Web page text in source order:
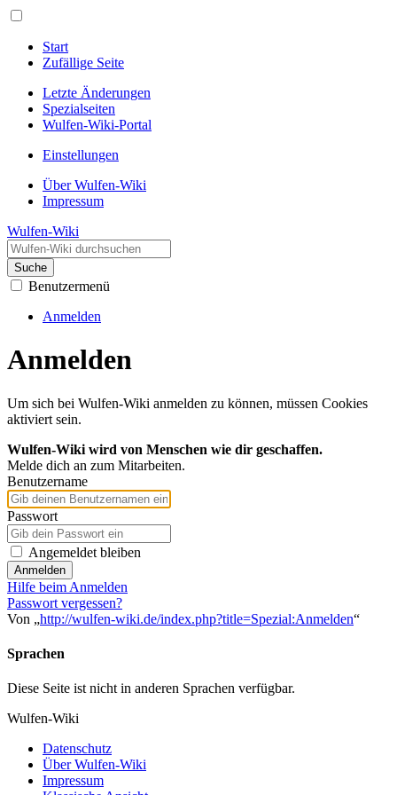
Start
Zufällige Seite
Letzte Änderungen
Spezialseiten
Wulfen-Wiki-Portal
Einstellungen
Über Wulfen-Wiki
Impressum
Wulfen-Wiki
Suche
Benutzermenü
Anmelden
Anmelden
Um sich bei Wulfen-Wiki anmelden zu können, müssen Cookies
aktiviert sein.
Wulfen-Wiki wird von Menschen wie dir geschaffen.
Melde dich an zum Mitarbeiten.
Benutzername
Passwort
Angemeldet bleiben
Anmelden
Hilfe beim Anmelden
Passwort vergessen?
Von „http://wulfen-wiki.de/index.php?title=Spezial:Anmelden“
Sprachen
Diese Seite ist nicht in anderen Sprachen verfügbar.
Wulfen-Wiki
Datenschutz
Über Wulfen-Wiki
Impressum